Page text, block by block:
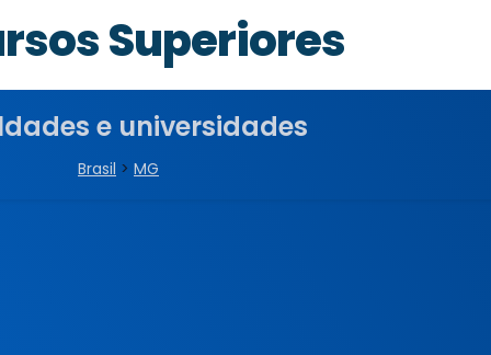
Superiores
e universidades
Brasil > MG